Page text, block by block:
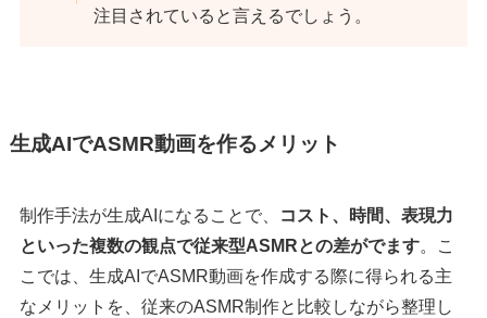
注目されていると言えるでしょう。
生成AIでASMR動画を作るメリット
制作手法が生成AIになることで、
コスト、時間、表現力
といった複数の観点で従来型ASMRとの差がでます。こ
こでは、生成AIでASMR動画を作成する際に得られる主
なメリットを、従来のASMR制作と比較しながら整理し